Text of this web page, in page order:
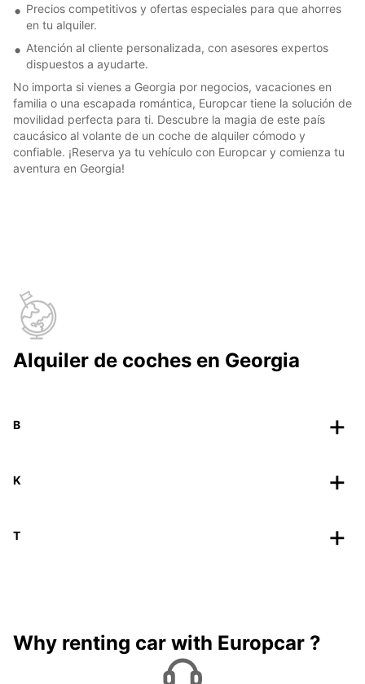
Precios competitivos y ofertas especiales para que ahorres
en tu alquiler.
Atención al cliente personalizada, con asesores expertos
dispuestos a ayudarte.
No importa si vienes a Georgia por negocios, vacaciones en
familia o una escapada romántica, Europcar tiene la solución de
movilidad perfecta para ti. Descubre la magia de este país
caucásico al volante de un coche de alquiler cómodo y
confiable. ¡Reserva ya tu vehículo con Europcar y comienza tu
aventura en Georgia!
Alquiler de coches en Georgia
B
K
T
Why renting car with Europcar ?